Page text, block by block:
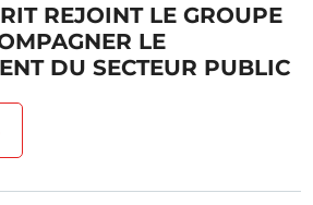
REJOINT LE GROUPE
LE
DU SECTEUR PUBLIC